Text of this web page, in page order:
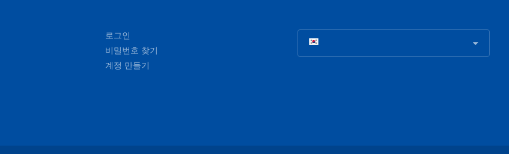
로그인
비밀번호 찾기
계정 만들기